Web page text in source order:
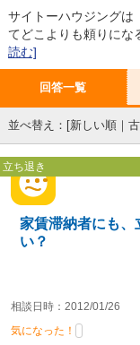
サイトーハウジングは
てどこよりも頼りにな
読む]
回答一覧
並べ替え：[新しい順｜
家賃滞納者にも
い？
相談日時：2012/01/26
気になった！
立ち退き